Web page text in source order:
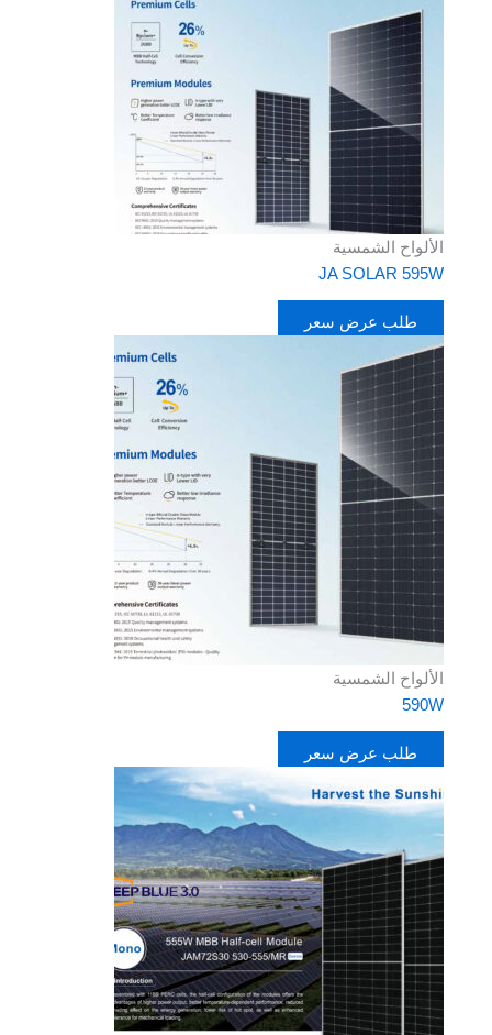
الألواح الشمسية
JA SOLAR 595W
طلب عرض سعر
الألواح الشمسية
590W
طلب عرض سعر